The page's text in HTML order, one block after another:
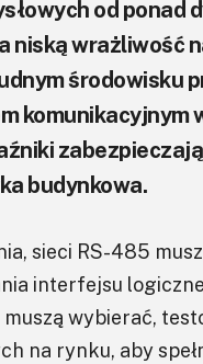
od ponad
niską wrażliwość
środowisku
komunikacyjnym
budynkowa.
sieci RS-485
interfejsu
wybierać,
na rynku, aby